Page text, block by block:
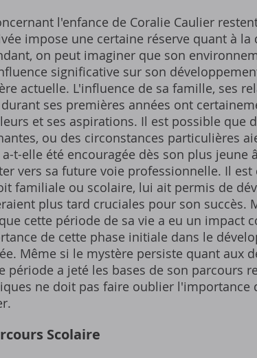
l'enfance de Coralie Caulier
impose une certaine réserve quant à
on peut imaginer que son
significative sur son
actuelle. L'influence de sa famille, ses
ses premières années ont
et ses aspirations. Il est possible que
ou des circonstances particulières
t-elle été encouragée dès son plus jeune
vers sa future voie professionnelle. Il
familiale ou scolaire, lui ait permis de
plus tard cruciales pour son succès.
cette période de sa vie a eu un impact
de cette phase initiale dans le
Même si le mystère persiste quant aux
période a jeté les bases de son parcours
ne doit pas faire oublier l'importance
Scolaire